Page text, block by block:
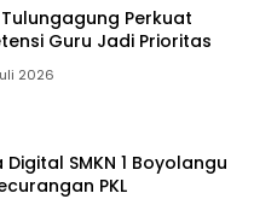
Tulungagung Perkuat
Guru Jadi Prioritas
2026
Digital SMKN 1 Boyolangu
PKL